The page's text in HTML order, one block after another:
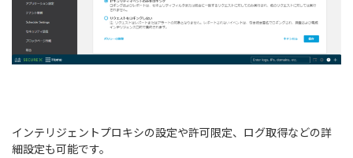
インテリジェントプロキシの設定や許可限定、ログ取得などの詳
細設定も可能です。